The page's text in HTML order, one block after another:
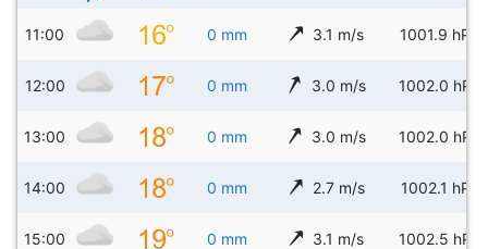
11:00 0 mm 3.1 m/s 1001.9 hPa
12:00 0 mm 3.0 m/s 1002.0 hPa
13:00 0 mm 3.0 m/s 1002.0 hPa
14:00 0 mm 2.7 m/s 1002.1 hPa
15:00 0 mm 3.1 m/s 1002.5 hPa